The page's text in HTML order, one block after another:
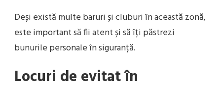
Deși există multe baruri și cluburi în această zonă,
este important să fii atent și să îți păstrezi
bunurile personale în siguranță.
Locuri de evitat în